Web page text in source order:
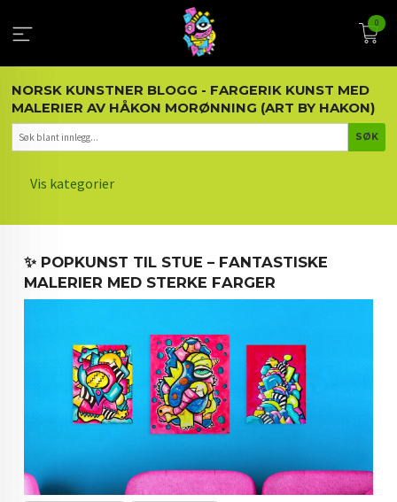
innholdet
0
NORSK KUNSTNER BLOGG - FARGERIK KUNST MED
MALERIER AV HÅKON MORØNNING (ART BY HAKON)
Vis kategorier
KUNST OG KUNSTNEREN
MALERIER BLOGG
INTERIØR OG KUNST
KUNST INVESTERING
FARGETEORI
✨ POPKUNST TIL STUE – FANTASTISKE
MALERIER MED STERKE FARGER